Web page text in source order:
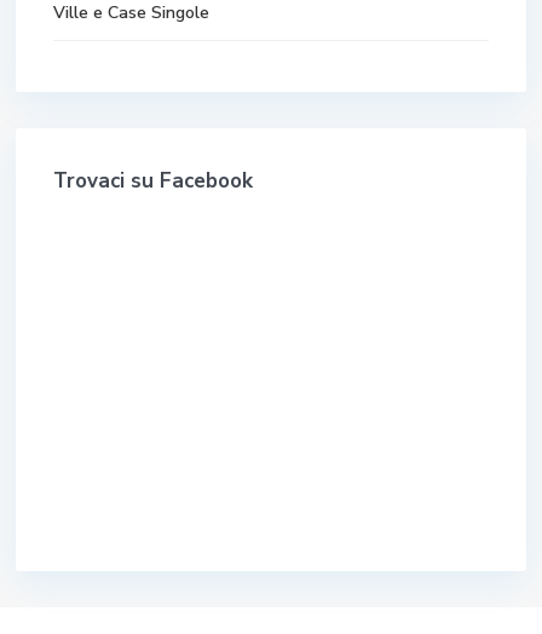
Ville e Case Singole
Trovaci su Facebook